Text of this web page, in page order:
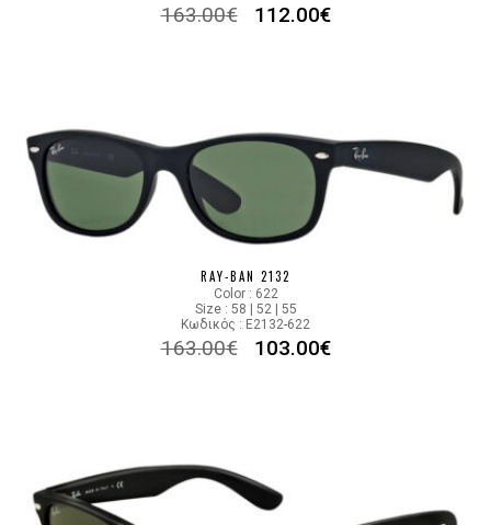
163.00€ 112.00€
RAY-BAN 2132
Color : 622
Size : 58 | 52 | 55
Κωδικός : E2132-622
163.00€ 103.00€